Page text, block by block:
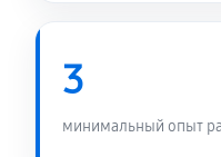
3
минимальный опыт